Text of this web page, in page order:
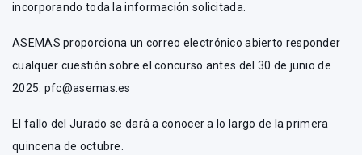
incorporando toda la información solicitada.
ASEMAS proporciona un correo electrónico abierto responder
cualquer cuestión sobre el concurso antes del 30 de junio de
2025: pfc@asemas.es
El fallo del Jurado se dará a conocer a lo largo de la primera
quincena de octubre.